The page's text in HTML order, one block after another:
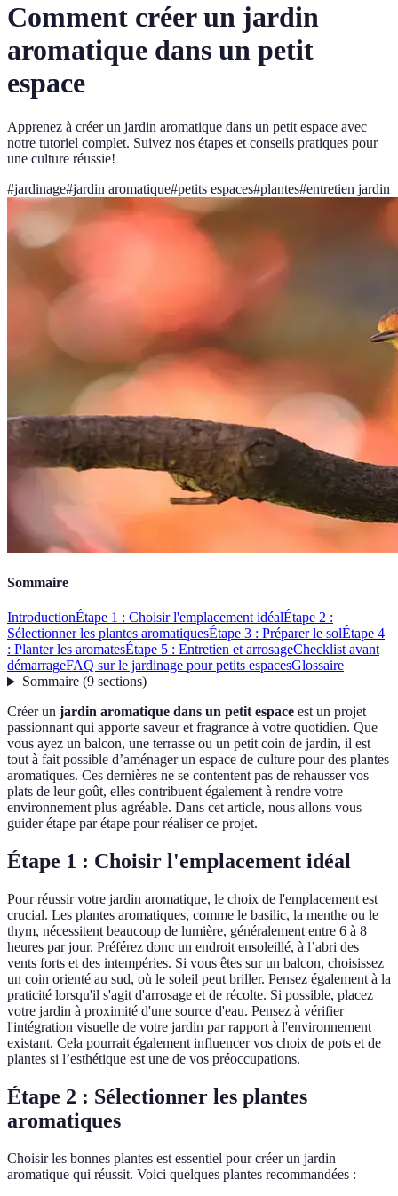
Comment créer un jardin
aromatique dans un petit
espace
Apprenez à créer un jardin aromatique dans un petit espace avec
notre tutoriel complet. Suivez nos étapes et conseils pratiques pour
une culture réussie!
#jardinage#jardin aromatique#petits espaces#plantes#entretien jardin
Sommaire
IntroductionÉtape 1 : Choisir l'emplacement idéalÉtape 2 :
Sélectionner les plantes aromatiquesÉtape 3 : Préparer le solÉtape 4
: Planter les aromatesÉtape 5 : Entretien et arrosageChecklist avant
démarrageFAQ sur le jardinage pour petits espacesGlossaire
Sommaire(9 sections)
Créer un jardin aromatique dans un petit espace est un projet
passionnant qui apporte saveur et fragrance à votre quotidien. Que
vous ayez un balcon, une terrasse ou un petit coin de jardin, il est
tout à fait possible d’aménager un espace de culture pour des plantes
aromatiques. Ces dernières ne se contentent pas de rehausser vos
plats de leur goût, elles contribuent également à rendre votre
environnement plus agréable. Dans cet article, nous allons vous
guider étape par étape pour réaliser ce projet.
Étape 1 : Choisir l'emplacement idéal
Pour réussir votre jardin aromatique, le choix de l'emplacement est
crucial. Les plantes aromatiques, comme le basilic, la menthe ou le
thym, nécessitent beaucoup de lumière, généralement entre 6 à 8
heures par jour. Préférez donc un endroit ensoleillé, à l’abri des
vents forts et des intempéries. Si vous êtes sur un balcon, choisissez
un coin orienté au sud, où le soleil peut briller. Pensez également à la
praticité lorsqu'il s'agit d'arrosage et de récolte. Si possible, placez
votre jardin à proximité d'une source d'eau. Pensez à vérifier
l'intégration visuelle de votre jardin par rapport à l'environnement
existant. Cela pourrait également influencer vos choix de pots et de
plantes si l’esthétique est une de vos préoccupations.
Étape 2 : Sélectionner les plantes
aromatiques
Choisir les bonnes plantes est essentiel pour créer un jardin
aromatique qui réussit. Voici quelques plantes recommandées :